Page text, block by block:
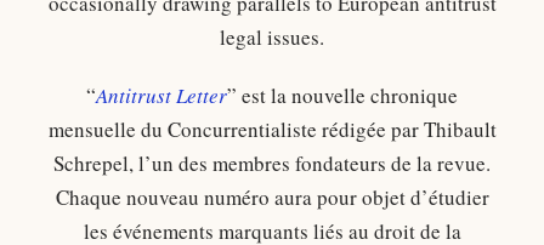
legal issues.
“Antitrust Letter” est la nouvelle chronique
mensuelle du Concurrentialiste rédigée par Thibault
Schrepel, l’un des membres fondateurs de la revue.
Chaque nouveau numéro aura pour objet d’étudier
les événements marquants liés au droit de la